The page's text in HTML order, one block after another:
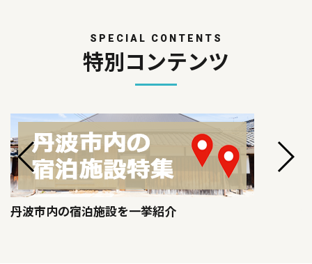
SPECIAL CONTENTS
特別コンテンツ
丹波市内の宿泊施設を一挙紹介